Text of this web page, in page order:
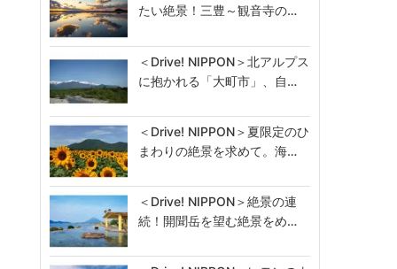
たい絶景！三豊～観音寺の…
＜Drive! NIPPON＞北アルプス
に抱かれる「大町市」、自…
＜Drive! NIPPON＞夏限定のひ
まわりの絶景を求めて。海…
＜Drive! NIPPON＞絶景の連
続！開聞岳を望む絶景をめ…